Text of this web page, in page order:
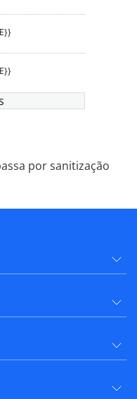
por sanitização